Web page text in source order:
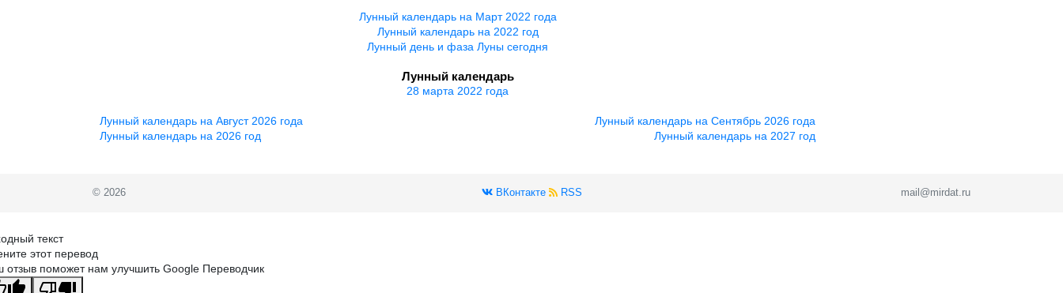
Лунный календарь на Март 2022 года
Лунный календарь на 2022 год
Лунный день и фаза Луны сегодня
Лунный календарь
28 марта 2022 года
Лунный календарь на Август 2026 года
Лунный календарь на 2026 год
Лунный календарь на Сентябрь 2026 года
Лунный календарь на 2027 год
© 2026 ВКонтакте RSS mail@mirdat.ru
текст
этот перевод
отзыв поможет нам улучшить Google Переводчик